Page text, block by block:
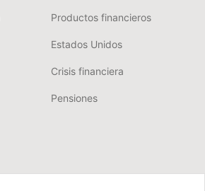
Productos financieros
Estados Unidos
Crisis financiera
Pensiones